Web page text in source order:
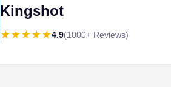
Kingshot
4.9(1000+ Reviews)